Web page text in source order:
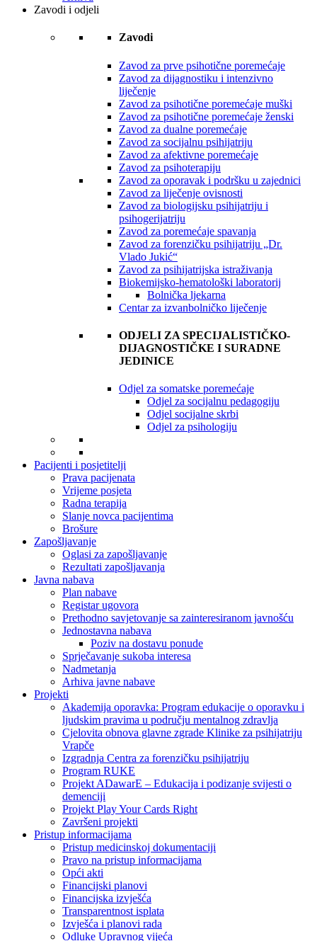
Zavodi i odjeli
Zavodi
Zavod za prve psihotične poremećaje
Zavod za dijagnostiku i intenzivno
liječenje
Zavod za psihotične poremećaje muški
Zavod za psihotične poremećaje ženski
Zavod za dualne poremećaje
Zavod za socijalnu psihijatriju
Zavod za afektivne poremećaje
Zavod za psihoterapiju
Zavod za oporavak i podršku u zajednici
Zavod za liječenje ovisnosti
Zavod za biologijsku psihijatriju i
psihogerijatriju
Zavod za poremećaje spavanja
Zavod za forenzičku psihijatriju „Dr.
Vlado Jukić“
Zavod za psihijatrijska istraživanja
Biokemijsko-hematološki laboratorij
Bolnička ljekarna
Centar za izvanbolničko liječenje
ODJELI ZA SPECIJALISTIČKO-
DIJAGNOSTIČKE I SURADNE
JEDINICE
Odjel za somatske poremećaje
Odjel za socijalnu pedagogiju
Odjel socijalne skrbi
Odjel za psihologiju
Pacijenti i posjetitelji
Prava pacijenata
Vrijeme posjeta
Radna terapija
Slanje novca pacijentima
Brošure
Zapošljavanje
Oglasi za zapošljavanje
Rezultati zapošljavanja
Javna nabava
Plan nabave
Registar ugovora
Prethodno savjetovanje sa zainteresiranom javnošću
Jednostavna nabava
Poziv na dostavu ponude
Sprječavanje sukoba interesa
Nadmetanja
Arhiva javne nabave
Projekti
Akademija oporavka: Program edukacije o oporavku i
ljudskim pravima u području mentalnog zdravlja
Cjelovita obnova glavne zgrade Klinike za psihijatriju
Vrapče
Izgradnja Centra za forenzičku psihijatriju
Program RUKE
Projekt ADawarE – Edukacija i podizanje svijesti o
demenciji
Projekt Play Your Cards Right
Završeni projekti
Pristup informacijama
Pristup medicinskoj dokumentaciji
Pravo na pristup informacijama
Opći akti
Financijski planovi
Financijska izvješća
Transparentnost isplata
Izvješća i planovi rada
Odluke Upravnog vijeća